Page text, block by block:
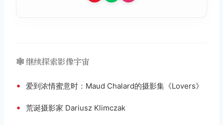
🕸️ 继续探索影像宇宙
• 爱到浓情蜜意时：Maud Chalard的摄影集《Lovers》
• 荒诞摄影家 Dariusz Klimczak